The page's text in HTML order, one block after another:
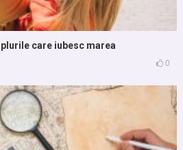
care iubesc marea
0